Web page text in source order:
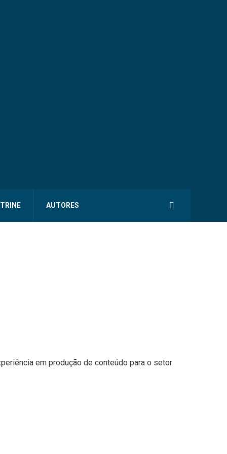
AUTORES
em produção de conteúdo para o setor